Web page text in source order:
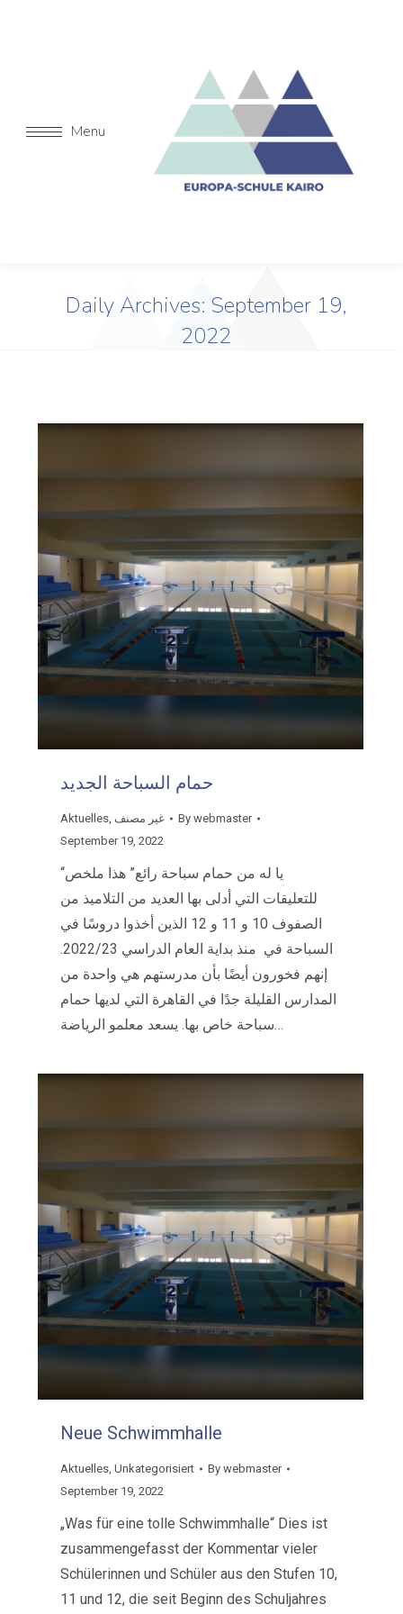
Menu
Daily Archives: September 19,
2022
حمام السباحة الجديد
Aktuelles, غير مصنف Bywebmaster
September 19, 2022
“يا له من حمام سباحة رائع” هذا ملخص
للتعليقات التي أدلى بها العديد من التلاميذ من
الصفوف 10 و 11 و 12 الذين أخذوا دروسًا في
السباحة في منذ بداية العام الدراسي 2022/23.
إنهم فخورون أيضًا بأن مدرستهم هي واحدة من
المدارس القليلة جدًا في القاهرة التي لديها حمام
سباحة خاص بها. يسعد معلمو الرياضة…
Neue Schwimmhalle
Aktuelles,Unkategorisiert Bywebmaster
September 19, 2022
„Was für eine tolle Schwimmhalle“ Dies ist
zusammengefasst der Kommentar vieler
Schülerinnen und Schüler aus den Stufen 10,
11 und 12, die seit Beginn des Schuljahres